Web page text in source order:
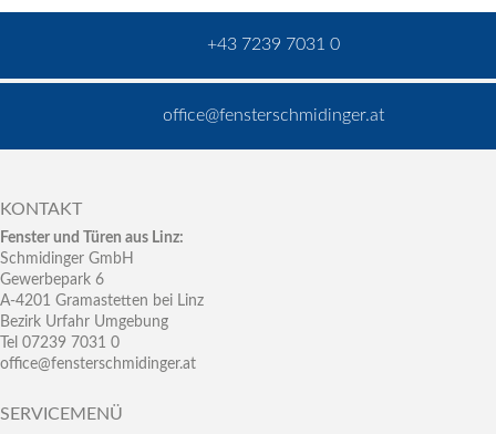
+43 7239 7031 0
office@fensterschmidinger.at
KONTAKT
Fenster und Türen aus Linz:
Schmidinger GmbH
Gewerbepark 6
A-4201 Gramastetten bei Linz
Bezirk Urfahr Umgebung
Tel 07239 7031 0
office@fensterschmidinger.at
SERVICEMENÜ